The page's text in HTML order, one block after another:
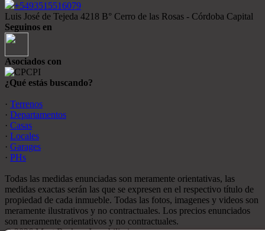
+5493515516079
Luis José de Tejeda 4218 B° Cerro de las Rosas - Córdoba Capital
Seguinos en
Asociados con
¿Qué estás buscando?
· Terrenos
· Departamentos
· Casas
· Locales
· Garages
· PHs
Todas las medidas enunciadas son meramente orientativas, las
medidas exactas serán las que se expresen en el respectivo título de
propiedad de cada inmueble. Todas las fotos, imagenes y videos son
meramente ilustrativos y no contractuales. Los precios enunciados
son meramente orientativos y no contractuales.